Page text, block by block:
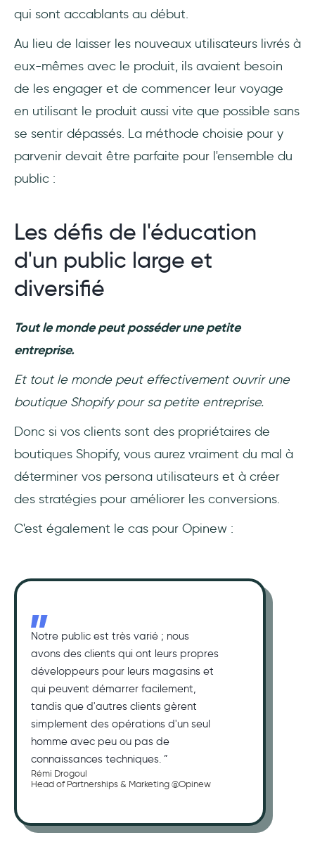
qui sont accablants au début.
Au lieu de laisser les nouveaux utilisateurs livrés à
eux-mêmes avec le produit, ils avaient besoin
de les engager et de commencer leur voyage
en utilisant le produit aussi vite que possible sans
se sentir dépassés. La méthode choisie pour y
parvenir devait être parfaite pour l'ensemble du
public :
Les défis de l'éducation
d'un public large et
diversifié
Tout le monde peut posséder une petite
entreprise.
Et tout le monde peut effectivement ouvrir une
boutique Shopify pour sa petite entreprise.
Donc si vos clients sont des propriétaires de
boutiques Shopify, vous aurez vraiment du mal à
déterminer vos persona utilisateurs et à créer
des stratégies pour améliorer les conversions.
C'est également le cas pour Opinew :
Notre public est très varié ; nous
avons des clients qui ont leurs propres
développeurs pour leurs magasins et
qui peuvent démarrer facilement,
tandis que d'autres clients gèrent
simplement des opérations d'un seul
homme avec peu ou pas de
connaissances techniques. ”
Rémi Drogoul
Head of Partnerships & Marketing @Opinew